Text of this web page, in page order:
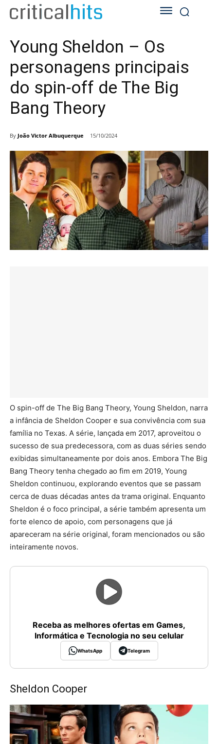
Young Sheldon – Os
personagens principais
do spin-off de The Big
Bang Theory
By João Victor Albuquerque 15/10/2024
O spin-off de The Big Bang Theory, Young Sheldon, narra
a infância de Sheldon Cooper e sua convivência com sua
família no Texas. A série, lançada em 2017, aproveitou o
sucesso de sua predecessora, com as duas séries sendo
exibidas simultaneamente por dois anos. Embora The Big
Bang Theory tenha chegado ao fim em 2019, Young
Sheldon continuou, explorando eventos que se passam
cerca de duas décadas antes da trama original. Enquanto
Sheldon é o foco principal, a série também apresenta um
forte elenco de apoio, com personagens que já
apareceram na série original, foram mencionados ou são
inteiramente novos.
Receba as melhores ofertas em Games,
Informática e Tecnologia no seu celular
WhatsApp Telegram
Sheldon Cooper